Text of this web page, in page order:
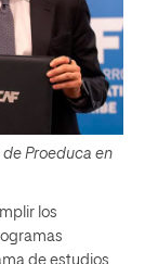
de Proeduca en
los
de estudios